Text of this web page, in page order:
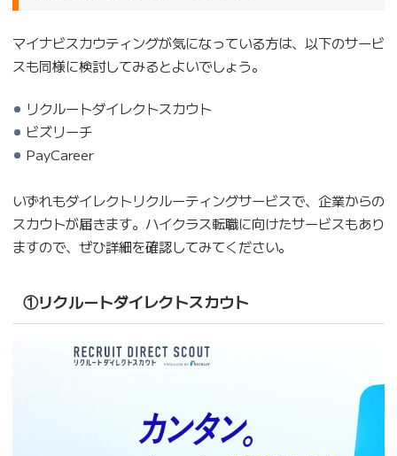
マイナビスカウティングが気になっている方は、以下のサービ
スも同様に検討してみるとよいでしょう。
リクルートダイレクトスカウト
ビズリーチ
PayCareer
いずれもダイレクトリクルーティングサービスで、企業からの
スカウトが届きます。ハイクラス転職に向けたサービスもあり
ますので、ぜひ詳細を確認してみてください。
①リクルートダイレクトスカウト